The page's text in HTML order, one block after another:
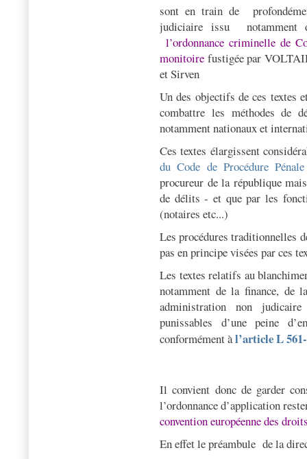
sont en train de
judiciaire issu
l’ordonnance criminelle de
monitoire fustigée par
et Sirven
Un des objectifs de ces textes
combattre les méthodes de
notamment nationaux et
Ces textes élargissent
du Code de Procédure Pénale
procureur de la république
de délits - et que par les
(notaires etc...)
Les procédures traditionnelles
pas en principe visées par ces
Les textes relatifs au
notamment de la finance, de
administration non
punissables d’une peine
conformément àl’article L
Il convient donc de garder
l’ordonnance d’application
convention européenne des
En effet le préambule de la